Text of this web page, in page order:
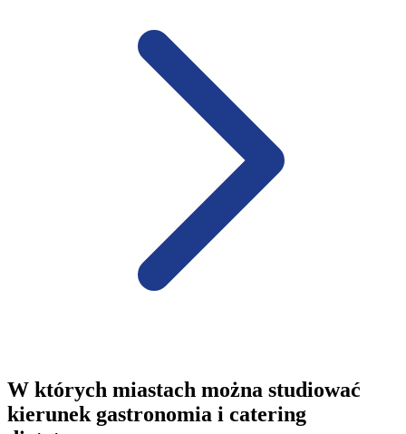
W których miastach można studiować
kierunek gastronomia i catering